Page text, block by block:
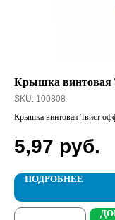
Крышка винтовая
SKU: 100808
Крышка винтовая Твист
5,97 руб.
ПОДРОБНЕЕ